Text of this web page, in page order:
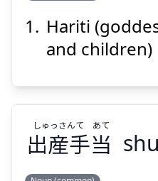
母
神
も
じん
Hariti
and children)
出産手当
しゅっさんて あて